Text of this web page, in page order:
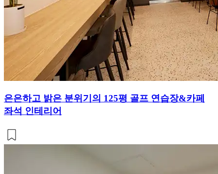
은은하고 밝은 분위기의 125평 골프 연습장&카페
좌석 인테리어